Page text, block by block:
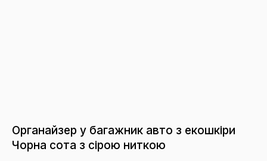
Органайзер у багажник авто з екошкіри
Чорна сота з сірою ниткою